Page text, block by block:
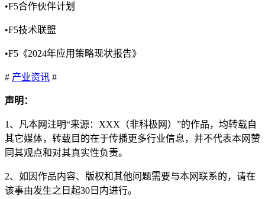
•F5合作伙伴计划
•F5技术联盟
•F5《2024年应用策略现状报告》
# 产业资讯 #
声明：
1、凡本网注明“来源：XXX（非科极网）”的作品，均转载自
其它媒体，转载目的在于传播更多行业信息，并不代表本网赞
同其观点和对其真实性负责。
2、如因作品内容、版权和其他问题需要与本网联系的，请在
该事由发生之日起30日内进行。